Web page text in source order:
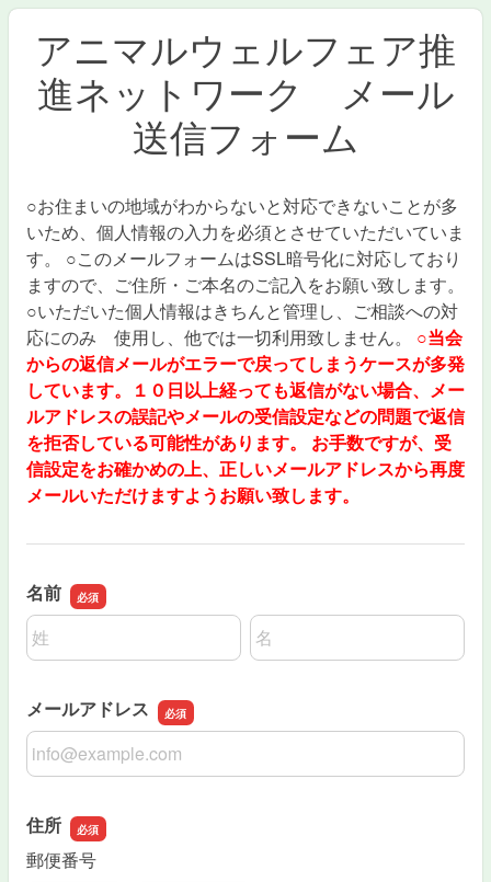
アニマルウェルフェア推
進ネットワーク メール
送信フォーム
○お住まいの地域がわからないと対応できないことが多
いため、個人情報の入力を必須とさせていただいていま
す。 ○このメールフォームはSSL暗号化に対応しており
ますので、ご住所・ご本名のご記入をお願い致します。
○いただいた個人情報はきちんと管理し、ご相談への対
応にのみ 使用し、他では一切利用致しません。 ○当会
からの返信メールがエラーで戻ってしまうケースが多発
しています。１０日以上経っても返信がない場合、メー
ルアドレスの誤記やメールの受信設定などの問題で返信
を拒否している可能性があります。 お手数ですが、受
信設定をお確かめの上、正しいメールアドレスから再度
メールいただけますようお願い致します。
名前
名前の姓
名前の名
メールアドレス
メールアドレス
住所
郵便番号